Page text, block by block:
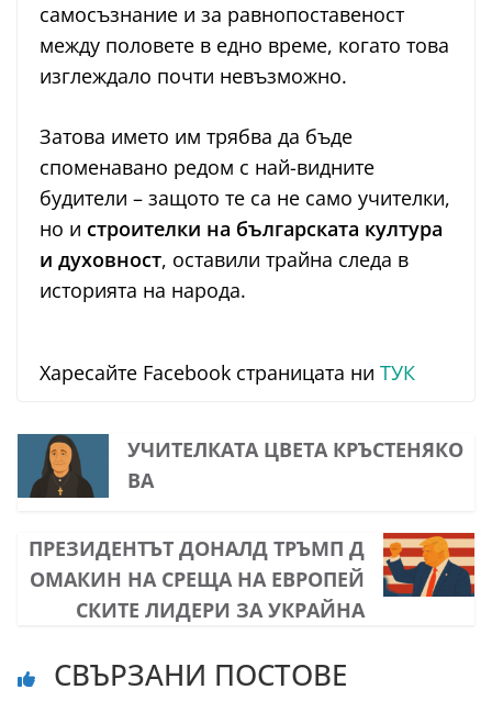
самосъзнание и за равнопоставеност
между половете в едно време, когато това
изглеждало почти невъзможно.
Затова името им трябва да бъде
споменавано редом с най-видните
будители – защото те са не само учителки,
но и строителки на българската култура
и духовност, оставили трайна следа в
историята на народа.
Харесайте Facebook страницата ни ТУК
УЧИТЕЛКАТА ЦВЕТА КРЪСТЕНЯКО
ВА
ПРЕЗИДЕНТЪТ ДОНАЛД ТРЪМП Д
ОМАКИН НА СРЕЩА НА ЕВРОПЕЙ
СКИТЕ ЛИДЕРИ ЗА УКРАЙНА
СВЪРЗАНИ ПОСТОВЕ